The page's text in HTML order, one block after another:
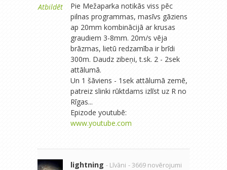
Atbildēt
​​Pie Mežaparka notikās viss pēc
pilnas programmas, masīvs gāziens
ap 20mm kombinācijā ar krusas
graudiem 3-8mm. 20m/s vēja
brāzmas, lietū redzamība ir brīdi
300m. Daudz zibeņi, t.sk. 2 - 2sek
attālumā.
​​Un 1 šāviens - 1sek attālumā zemē,
patreiz slinki rūktdams izlīst uz R no
Rīgas...
Epizode youtubē:
www.youtube.com
lightning - Līvāni - 3669 novērojumi